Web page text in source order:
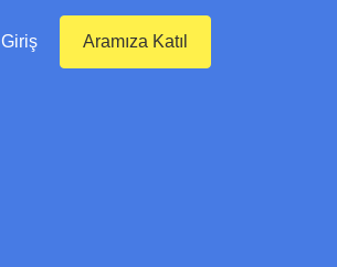
Giriş Aramıza Katıl